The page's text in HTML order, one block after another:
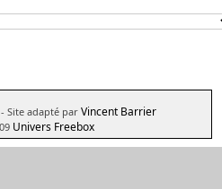
- Site adapté par Vincent Barrier
Univers Freebox